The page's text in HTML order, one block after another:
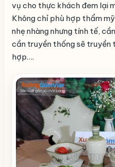
vụ cho thực khách đem lại
Không chỉ phù hợp thẩm
nhẹ nhàng nhưng tính tế,
cần truyền thống sẽ truyền
hợp….